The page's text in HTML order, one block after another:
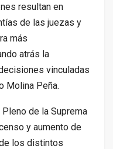
resultan en
de las juezas y
más
atrás la
vinculadas
Molina Peña.
de la Suprema
y aumento de
los distintos